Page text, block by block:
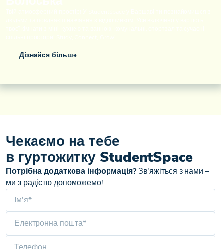
Дізнайся більше
Чекаємо на тебе
в гуртожитку StudentSpace
Потрібна додаткова інформація?Зв'яжіться з нами –
ми з радістю допоможемо!